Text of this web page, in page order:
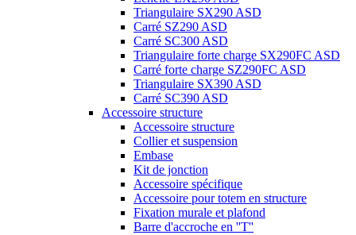
Triangulaire SX290 ASD
Carré SZ290 ASD
Carré SC300 ASD
Triangulaire forte charge SX290FC ASD
Carré forte charge SZ290FC ASD
Triangulaire SX390 ASD
Carré SC390 ASD
Accessoire structure
Accessoire structure
Collier et suspension
Embase
Kit de jonction
Accessoire spécifique
Accessoire pour totem en structure
Fixation murale et plafond
Barre d'accroche en ''T''